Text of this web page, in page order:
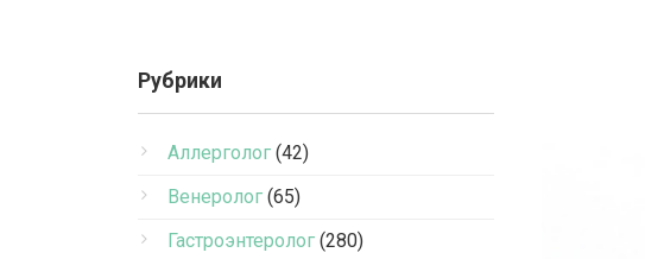
Рубрики
Аллерголог (42)
Венеролог (65)
Гастроэнтеролог (280)